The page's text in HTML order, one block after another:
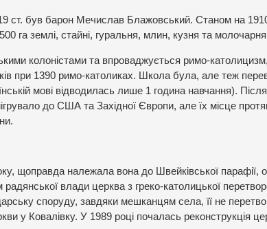
ст. був барон Мечислав Блажовський. Станом на
га землі, стайні, гуральня, млин, кузня та
колоністами та впроваджується римо-
при 1390 римо-католиках. Школа була, але теж
мові відводилась лише 1 година навчання).
до США та Західної Європи, але їх місце
щоправда належала вона до Швейківської парафії,
влади церква з греко-католицької
споруду, завдяки мешканцям села, її не
у Ковалівку. У 1989 році почалась реконструкція